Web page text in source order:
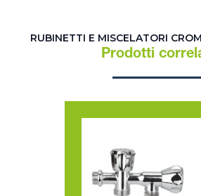
RUBINETTI E MISCELATORI
Prodotti